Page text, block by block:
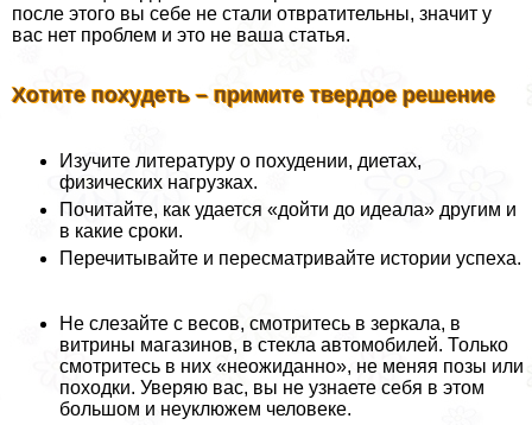
после этого вы себе не стали отвратительны, значит у
вас нет проблем и это не ваша статья.
Хотите похудеть – примите твердое решение
Изучите литературу о похудении, диетах,
физических нагрузках.
Почитайте, как удается «дойти до идеала» другим и
в какие сроки.
Перечитывайте и пересматривайте истории успеха.
Не слезайте с весов, смотритесь в зеркала, в
витрины магазинов, в стекла автомобилей. Только
смотритесь в них «неожиданно», не меняя позы или
походки. Уверяю вас, вы не узнаете себя в этом
большом и неуклюжем человеке.